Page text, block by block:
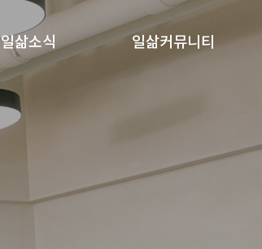
일삶소식 일삶커뮤니티